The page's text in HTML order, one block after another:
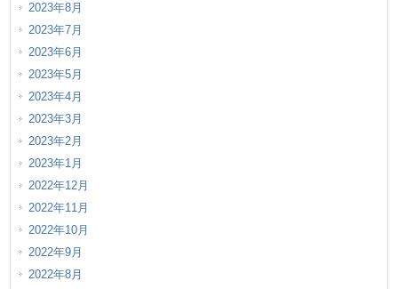
2023年8月
2023年7月
2023年6月
2023年5月
2023年4月
2023年3月
2023年2月
2023年1月
2022年12月
2022年11月
2022年10月
2022年9月
2022年8月